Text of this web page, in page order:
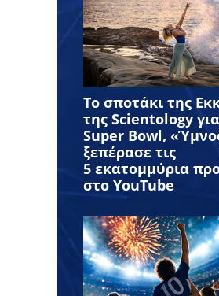
Το σποτάκι της
της Scientology
Super Bowl,
ξεπέρασε τις
5 εκατομμύρια
στο YouTube